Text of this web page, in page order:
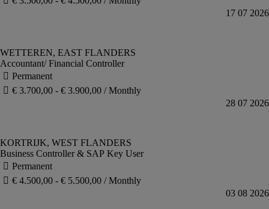
Accountant/ Financial Controller
Business Controller & SAP Key User